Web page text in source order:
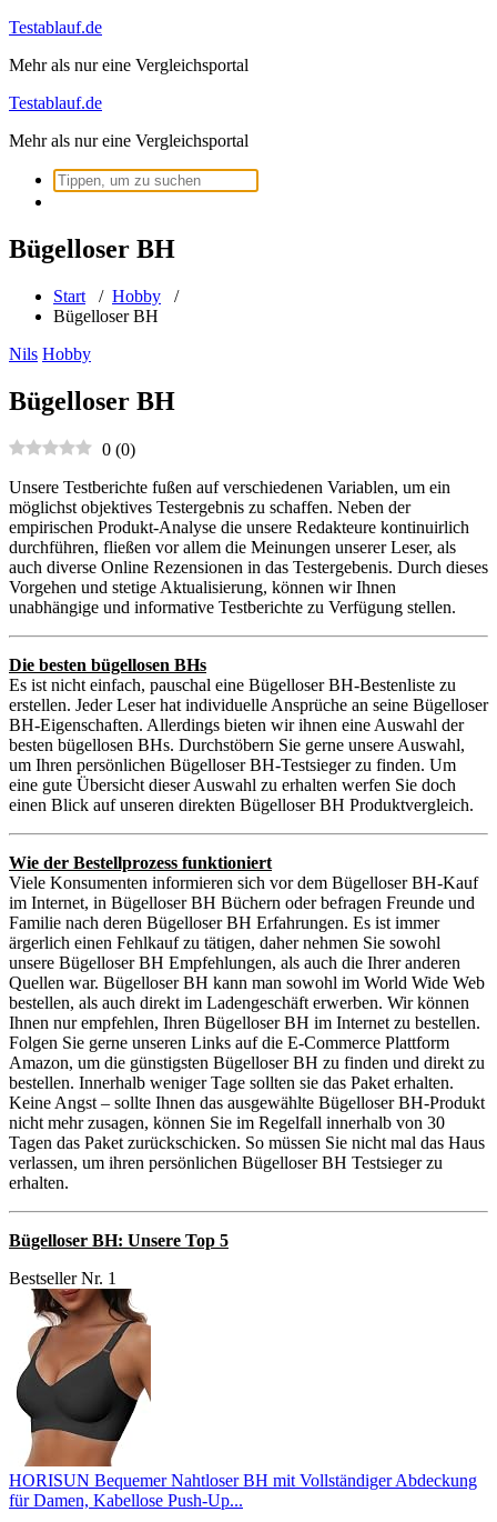
Zum
springen
Testablauf.de
Mehr als nur eine Vergleichsportal
Testablauf.de
Mehr als nur eine Vergleichsportal
Suchen
nach:
Bügelloser BH
Start / Hobby /
Bügelloser BH
Nils Hobby
Bügelloser BH
0 (0)
Unsere Testberichte fußen auf verschiedenen Variablen, um ein
möglichst objektives Testergebnis zu schaffen. Neben der
empirischen Produkt-Analyse die unsere Redakteure kontinuirlich
durchführen, fließen vor allem die Meinungen unserer Leser, als
auch diverse Online Rezensionen in das Testergebenis. Durch dieses
Vorgehen und stetige Aktualisierung, können wir Ihnen
unabhängige und informative Testberichte zu Verfügung stellen.
Die besten bügellosen BHs
Es ist nicht einfach, pauschal eine Bügelloser BH-Bestenliste zu
erstellen. Jeder Leser hat individuelle Ansprüche an seine Bügelloser
BH-Eigenschaften. Allerdings bieten wir ihnen eine Auswahl der
besten bügellosen BHs. Durchstöbern Sie gerne unsere Auswahl,
um Ihren persönlichen Bügelloser BH-Testsieger zu finden. Um
eine gute Übersicht dieser Auswahl zu erhalten werfen Sie doch
einen Blick auf unseren direkten Bügelloser BH Produktvergleich.
Wie der Bestellprozess funktioniert
Viele Konsumenten informieren sich vor dem Bügelloser BH-Kauf
im Internet, in Bügelloser BH Büchern oder befragen Freunde und
Familie nach deren Bügelloser BH Erfahrungen. Es ist immer
ärgerlich einen Fehlkauf zu tätigen, daher nehmen Sie sowohl
unsere Bügelloser BH Empfehlungen, als auch die Ihrer anderen
Quellen war. Bügelloser BH kann man sowohl im World Wide Web
bestellen, als auch direkt im Ladengeschäft erwerben. Wir können
Ihnen nur empfehlen, Ihren Bügelloser BH im Internet zu bestellen.
Folgen Sie gerne unseren Links auf die E-Commerce Plattform
Amazon, um die günstigsten Bügelloser BH zu finden und direkt zu
bestellen. Innerhalb weniger Tage sollten sie das Paket erhalten.
Keine Angst – sollte Ihnen das ausgewählte Bügelloser BH-Produkt
nicht mehr zusagen, können Sie im Regelfall innerhalb von 30
Tagen das Paket zurückschicken. So müssen Sie nicht mal das Haus
verlassen, um ihren persönlichen Bügelloser BH Testsieger zu
erhalten.
Bügelloser BH: Unsere Top 5
Bestseller Nr. 1
HORISUN Bequemer Nahtloser BH mit Vollständiger Abdeckung
für Damen, Kabellose Push-Up...